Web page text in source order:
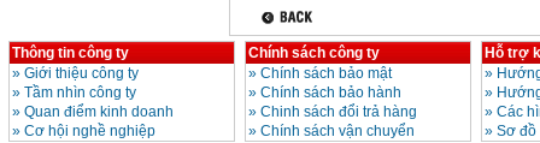
Thông tin công ty
» Giới thiệu công ty
» Tầm nhìn công ty
» Quan điểm kinh doanh
» Cơ hội nghề nghiệp
Chính sách công ty
» Chính sách bảo mật
» Chính sách bảo hành
» Chinh sách đổi trả hàng
» Chính sách vận chuyển
Hỗ trợ
»
»
» Các
» Sơ